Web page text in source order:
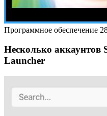
Программное обеспечение
Несколько аккаунтов
Launcher